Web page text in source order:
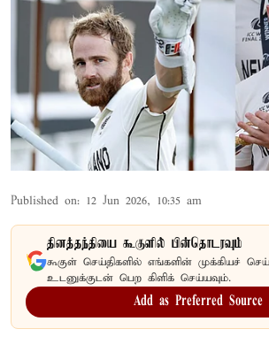
Published on: 12 Jun 2026, 10:35 am
தினத்தந்தியை கூகுளில் பின்தொடரவும்
கூகுள் செய்திகளில் எங்களின் முக்கியச்
உடனுக்குடன் பெற கிளிக் செய்யவும்.
Add as Preferred Source